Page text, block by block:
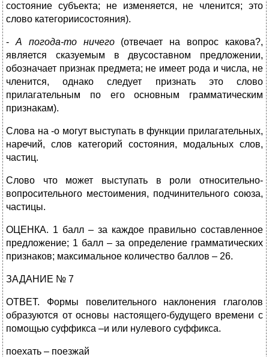
состояние субъекта; не изменяется, не членится; это
слово категориисостояния).
- А погода-то ничего(отвечает на вопрос какова?,
является сказуемым в двусоставном предложении,
обозначает признак предмета; не имеет рода и числа, не
членится, однако следует признать это слово
прилагательным по его основным грамматическим
признакам).
Слова на -о могут выступать в функции прилагательных,
наречий, слов категорий состояния, модальных слов,
частиц.
Слово что может выступать в роли относительно-
вопросительного местоимения, подчинительного союза,
частицы.
ОЦЕНКА. 1 балл – за каждое правильно составленное
предложение; 1 балл – за определение грамматических
признаков; максимальное количество баллов – 26.
ЗАДАНИЕ № 7
ОТВЕТ. Формы повелительного наклонения глаголов
образуются от основы настоящего-будущего времени с
помощью суффикса –и или нулевого суффикса.
поехать – поезжай